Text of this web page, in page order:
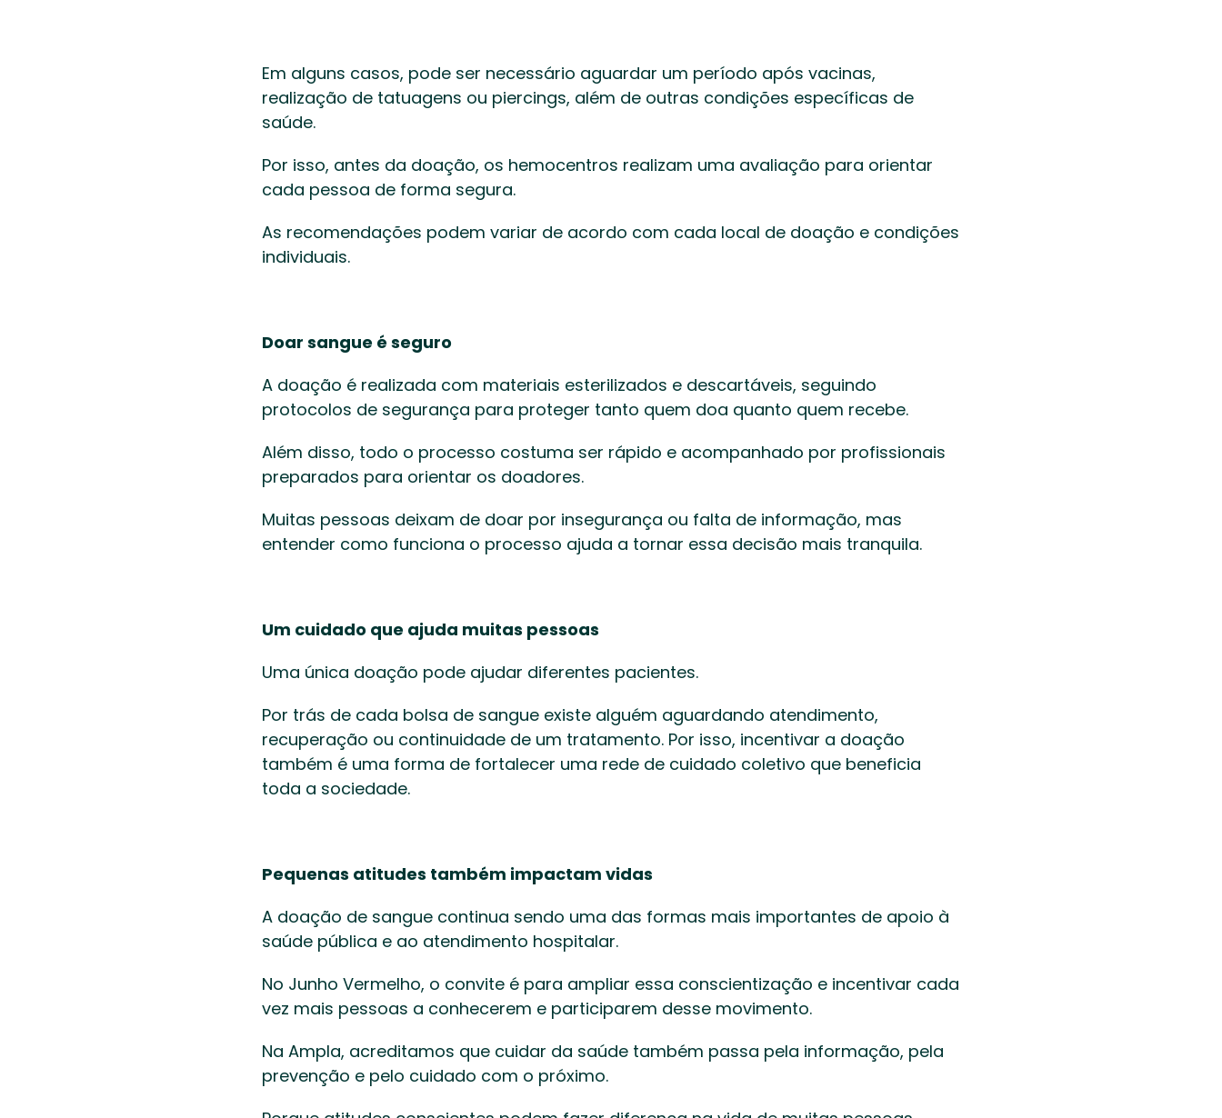
Em alguns casos, pode ser necessário aguardar um período após vacinas,
realização de tatuagens ou piercings, além de outras condições específicas de
saúde.
Por isso, antes da doação, os hemocentros realizam uma avaliação para orientar
cada pessoa de forma segura.
As recomendações podem variar de acordo com cada local de doação e condições
individuais.
Doar sangue é seguro
A doação é realizada com materiais esterilizados e descartáveis, seguindo
protocolos de segurança para proteger tanto quem doa quanto quem recebe.
Além disso, todo o processo costuma ser rápido e acompanhado por profissionais
preparados para orientar os doadores.
Muitas pessoas deixam de doar por insegurança ou falta de informação, mas
entender como funciona o processo ajuda a tornar essa decisão mais tranquila.
Um cuidado que ajuda muitas pessoas
Uma única doação pode ajudar diferentes pacientes.
Por trás de cada bolsa de sangue existe alguém aguardando atendimento,
recuperação ou continuidade de um tratamento. Por isso, incentivar a doação
também é uma forma de fortalecer uma rede de cuidado coletivo que beneficia
toda a sociedade.
Pequenas atitudes também impactam vidas
A doação de sangue continua sendo uma das formas mais importantes de apoio à
saúde pública e ao atendimento hospitalar.
No Junho Vermelho, o convite é para ampliar essa conscientização e incentivar cada
vez mais pessoas a conhecerem e participarem desse movimento.
Na Ampla, acreditamos que cuidar da saúde também passa pela informação, pela
prevenção e pelo cuidado com o próximo.